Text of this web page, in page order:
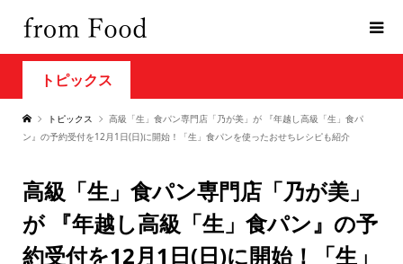
トピックス
トピックス
高級「生」食パン専門店「乃が美」が 『年越し高級「生」食パ
ン』の予約受付を12月1日(日)に開始！「生」食パンを使ったおせちレシピも紹介
高級「生」食パン専門店「乃が美」
が 『年越し高級「生」食パン』の予
約受付を12月1日(日)に開始！「生」